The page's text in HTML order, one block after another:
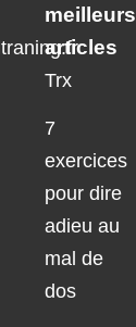
meilleurs
articles
Trx
7
exercices
pour dire
adieu au
mal de
dos